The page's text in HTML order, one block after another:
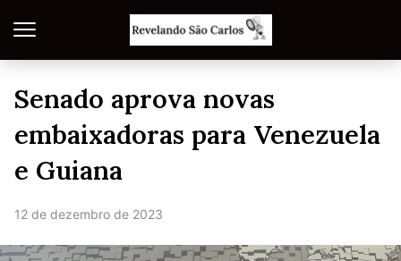
Senado aprova novas
embaixadoras para Venezuela
e Guiana
12 de dezembro de 2023